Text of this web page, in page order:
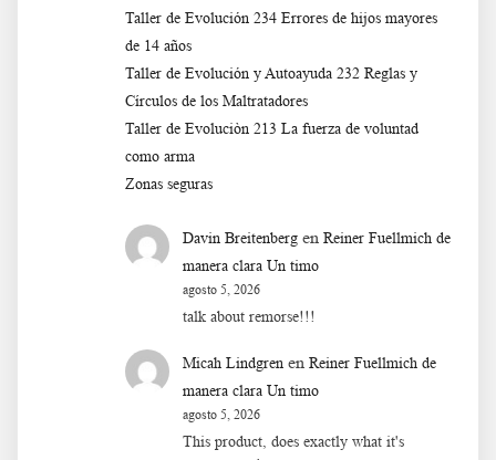
Taller de Evolución 234 Errores de hijos mayores
de 14 años
Taller de Evolución y Autoayuda 232 Reglas y
Círculos de los Maltratadores
Taller de Evoluciòn 213 La fuerza de voluntad
como arma
Zonas seguras
Davin Breitenberg en Reiner Fuellmich de
manera clara Un timo
agosto 5, 2026
talk about remorse!!!
Micah Lindgren en Reiner Fuellmich de
manera clara Un timo
agosto 5, 2026
This product, does exactly what it's